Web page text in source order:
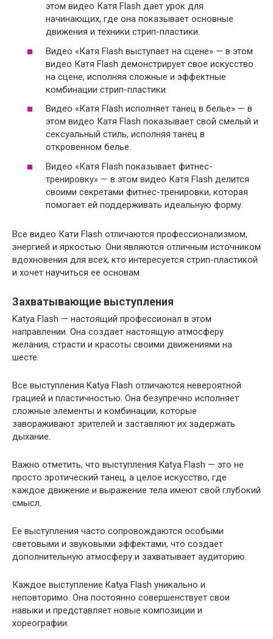
этом видео Катя Flash дает урок для
начинающих, где она показывает основные
движения и техники стрип-пластики.
Видео «Катя Flash выступает на сцене» — в этом
видео Катя Flash демонстрирует свое искусство
на сцене, исполняя сложные и эффектные
комбинации стрип-пластики.
Видео «Катя Flash исполняет танец в белье» — в
этом видео Катя Flash показывает свой смелый и
сексуальный стиль, исполняя танец в
откровенном белье.
Видео «Катя Flash показывает фитнес-
тренировку» — в этом видео Катя Flash делится
своими секретами фитнес-тренировки, которая
помогает ей поддерживать идеальную форму.
Все видео Кати Flash отличаются профессионализмом,
энергией и яркостью. Они являются отличным источником
вдохновения для всех, кто интересуется стрип-пластикой
и хочет научиться ее основам.
Захватывающие выступления
Katya Flash — настоящий профессионал в этом
направлении. Она создает настоящую атмосферу
желания, страсти и красоты своими движениями на
шесте.
Все выступления Katya Flash отличаются невероятной
грацией и пластичностью. Она безупречно исполняет
сложные элементы и комбинации, которые
завораживают зрителей и заставляют их задержать
дыхание.
Важно отметить, что выступления Katya Flash — это не
просто эротический танец, а целое искусство, где
каждое движение и выражение тела имеют свой глубокий
смысл.
Ее выступления часто сопровождаются особыми
световыми и звуковыми эффектами, что создает
дополнительную атмосферу и захватывает аудиторию.
Каждое выступление Katya Flash уникально и
неповторимо. Она постоянно совершенствует свои
навыки и представляет новые композиции и
хореографии.